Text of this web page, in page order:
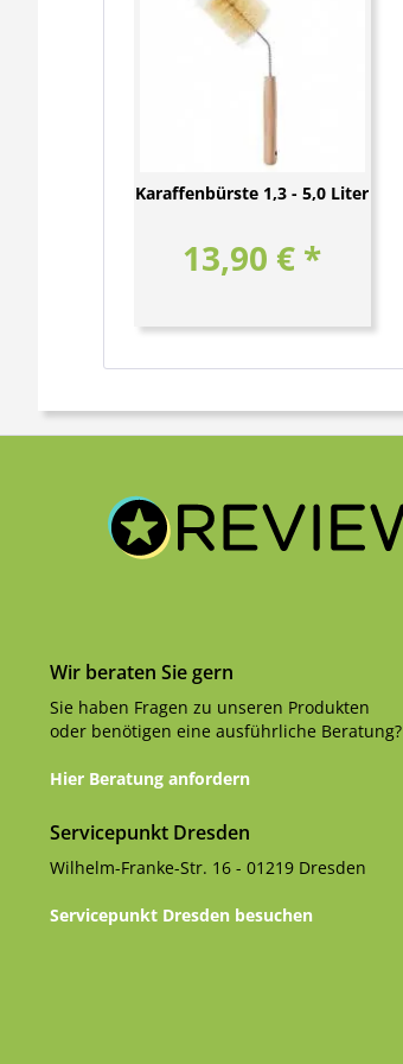
Karaffenbürste 1,3 - 5,0 Liter
13,90 € *
Wir beraten Sie gern
Sie haben Fragen zu unseren Produkten
oder benötigen eine ausführliche Beratung?
Hier Beratung anfordern
Servicepunkt Dresden
Wilhelm-Franke-Str. 16 - 01219 Dresden
Servicepunkt Dresden besuchen